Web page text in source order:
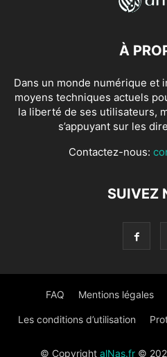
À
Dans un monde numérique et
moyens techniques actuels
la liberté de ses utilisateurs,
s’appuyant sur les
Contactez-nous:
SUIVEZ
FAQ Mentions légales
Les conditions d’utilisation
© Copyright alNas.fr©